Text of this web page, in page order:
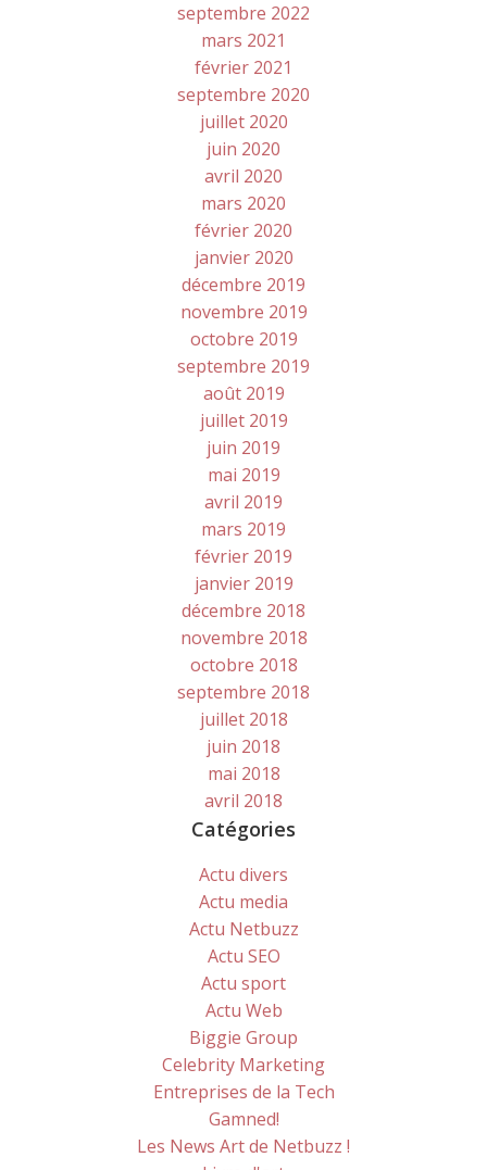
septembre 2022
mars 2021
février 2021
septembre 2020
juillet 2020
juin 2020
avril 2020
mars 2020
février 2020
janvier 2020
décembre 2019
novembre 2019
octobre 2019
septembre 2019
août 2019
juillet 2019
juin 2019
mai 2019
avril 2019
mars 2019
février 2019
janvier 2019
décembre 2018
novembre 2018
octobre 2018
septembre 2018
juillet 2018
juin 2018
mai 2018
avril 2018
Catégories
Actu divers
Actu media
Actu Netbuzz
Actu SEO
Actu sport
Actu Web
Biggie Group
Celebrity Marketing
Entreprises de la Tech
Gamned!
Les News Art de Netbuzz !